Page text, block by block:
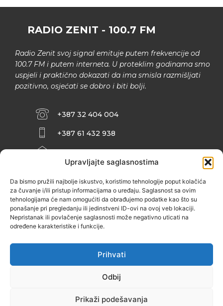
Upravljajte saglasnostima
Da bismo pružili najbolje iskustvo, koristimo tehnologije poput kolačića
za čuvanje i/ili pristup informacijama o uređaju. Saglasnost sa ovim
tehnologijama će nam omogućiti da obrađujemo podatke kao što su
ponašanje pri pregledanju ili jedinstveni ID-ovi na ovoj veb lokaciji.
Nepristanak ili povlačenje saglasnosti može negativno uticati na
određene karakteristike i funkcije.
Prihvati
Odbij
Prikaži podešavanja
RADIO ZENIT - 100.7 FM
Radio Zenit svoj signal emituje putem frekvencije od
100.7 FM i putem interneta. U proteklim godinama smo
uspjeli i praktično dokazati da ima smisla razmišljati
pozitivno, osjećati se dobro i biti bolji.
+387 32 404 004
+387 61 432 938
INFO@ZENIT.BA
ZENIČANKA, 3. SPRAT), 72000 ZENICA